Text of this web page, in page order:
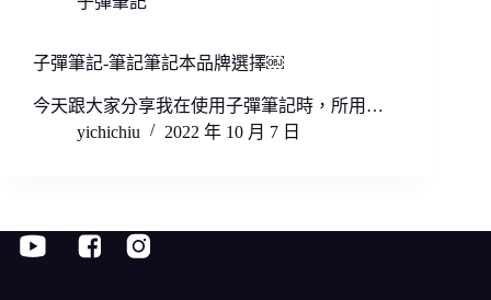
子彈筆記-筆記筆記本品牌選擇￼
今天跟大家分享我在使用子彈筆記時，所用…
yichichiu
2022 年 10 月 7 日